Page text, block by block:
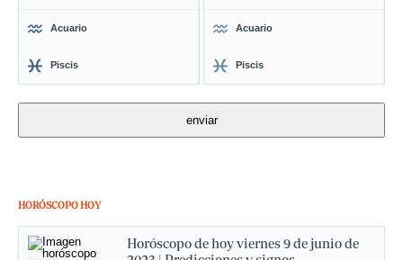
Acuario
Piscis
Acuario
Piscis
HORÓSCOPO HOY
Horóscopo de hoy viernes 9 de junio de